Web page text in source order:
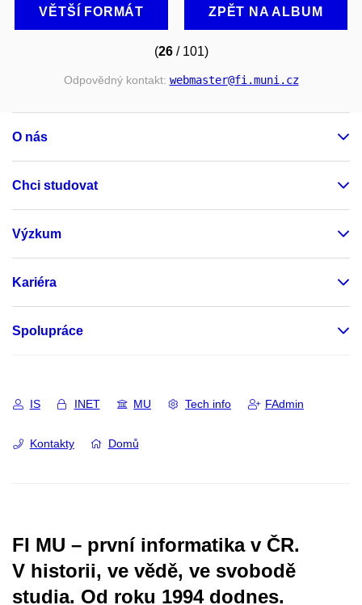
VĚTŠÍ FORMÁT ZPĚT NA ALBUM
(26/ 101)
Odpovědný kontakt: webmaster@fi.muni.cz
O nás
Chci studovat
Výzkum
Kariéra
Spolupráce
IS INET MU Tech info FAdmin
Kontakty Domů
FI MU – první informatika v ČR.
V historii, ve vědě, ve svobodě
studia. Od roku 1994 dodnes.